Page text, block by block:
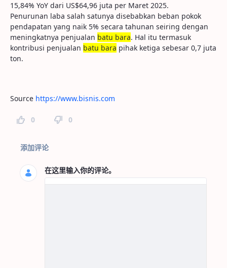
15,84% YoY dari US$64,96 juta per Maret 2025.
Penurunan laba salah satunya disebabkan beban pokok
pendapatan yang naik 5% secara tahunan seiring dengan
meningkatnya penjualan batu bara. Hal itu termasuk
kontribusi penjualan batu bara pihak ketiga sebesar 0,7 juta
ton.
Source https://www.bisnis.com
0 0
页面评论
添加评论
在这里输入你的评论。